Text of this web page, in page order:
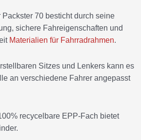
70 besticht durch seine
sichere Fahreigenschaften und
Materialien für Fahrradrahmen.
Sitzes und Lenkers kann es
an verschiedene Fahrer angepasst
recycelbare EPP-Fach bietet